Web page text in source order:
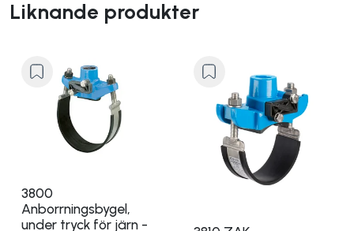
Liknande produkter
3800
Anborrningsbygel,
under tryck för järn -